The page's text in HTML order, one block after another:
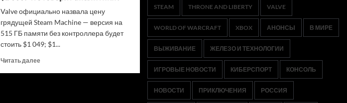
Valve официально назвала цену
грядущей Steam Machine — версия на
515 ГБ памяти без контроллера будет
стоить $1 049; $1...
Читать далееПрочитать
STEAM THRONE AND LIBERTY VALVE
WORLD OF WARCRAFT XBOX АНОНСЫ В МИРЕ
ВЫЖИВАНИЕ ЖЕЛЕЗО И ТЕХНОЛОГИИ
ИГРОВЫЕ НОВОСТИ КИБЕРСПОРТ КОНСОЛЬ
НОВОСТИ ПРИКЛЮЧЕНИЯ РОССИЯ